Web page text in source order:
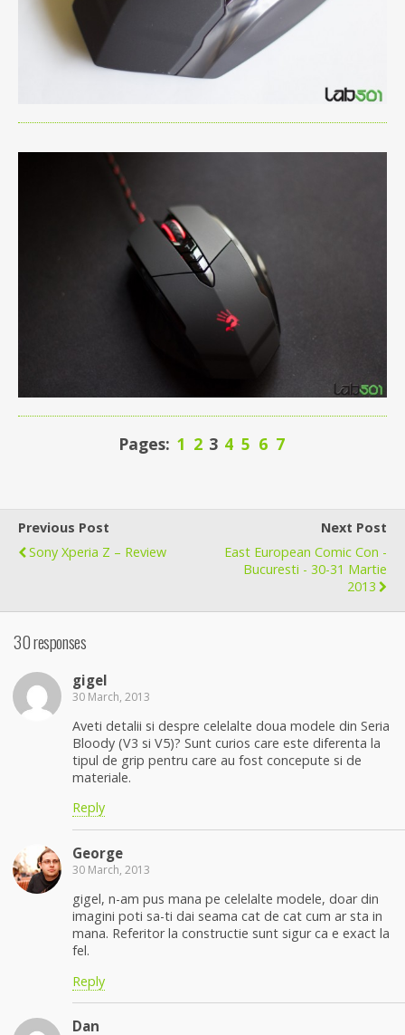
Pages: 1 2 3 4 5 6 7
Previous Post
Sony Xperia Z – Review
Next Post
East European Comic Con -
Bucuresti - 30-31 Martie
2013
30 responses
gigel
30 March, 2013
Aveti detalii si despre celelalte doua modele din Seria
Bloody (V3 si V5)? Sunt curios care este diferenta la
tipul de grip pentru care au fost concepute si de
materiale.
Reply
George
30 March, 2013
gigel, n-am pus mana pe celelalte modele, doar din
imagini poti sa-ti dai seama cat de cat cum ar sta in
mana. Referitor la constructie sunt sigur ca e exact la
fel.
Reply
Dan